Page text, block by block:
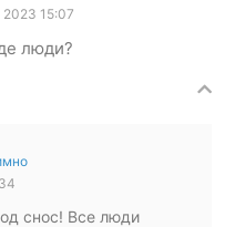
15:07
люди?
снос! Все люди